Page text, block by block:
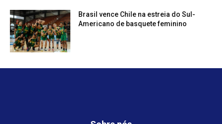
Brasil vence Chile na estreia do Sul-
Americano de basquete feminino